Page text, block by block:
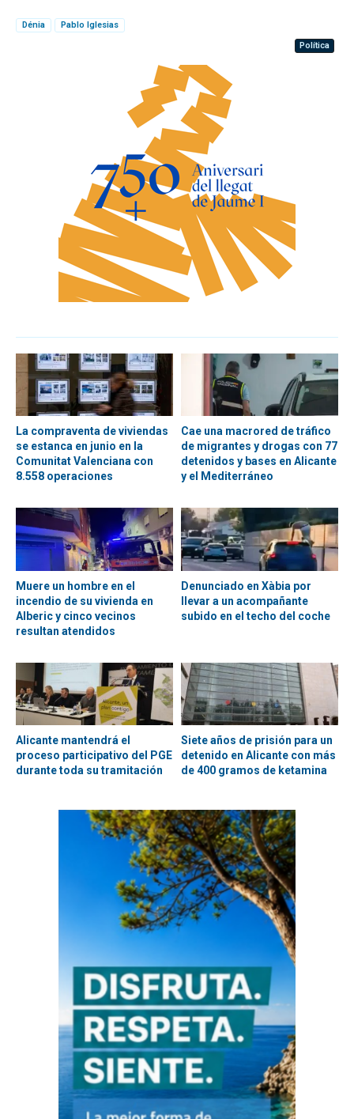
Dénia
Pablo Iglesias
Política
La compraventa de viviendas
se estanca en junio en la
Comunitat Valenciana con
8.558 operaciones
Cae una macrored de tráfico
de migrantes y drogas con 77
detenidos y bases en Alicante
y el Mediterráneo
Muere un hombre en el
incendio de su vivienda en
Alberic y cinco vecinos
resultan atendidos
Denunciado en Xàbia por
llevar a un acompañante
subido en el techo del coche
Alicante mantendrá el
proceso participativo del PGE
durante toda su tramitación
Siete años de prisión para un
detenido en Alicante con más
de 400 gramos de ketamina